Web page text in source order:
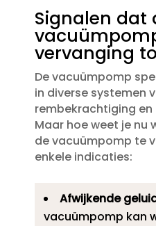
Signalen dat
vervanging
De vacuümpomp
in diverse systemen
rembekrachtiging
Maar hoe weet je nu
de vacuümpomp te
enkele indicaties:
Afwijkende
vacuümpomp kan